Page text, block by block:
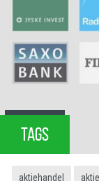
TAGS
aktiehandel